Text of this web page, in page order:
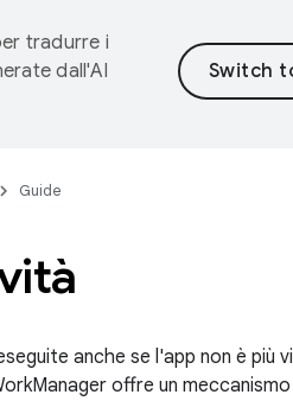
tradurre i
dall'AI
Guide
anche se l'app non è più
offre un